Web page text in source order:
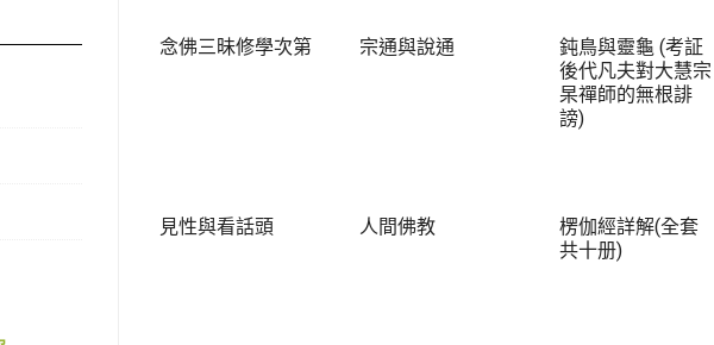
念佛三昧修學次第 宗通與說通
鈍鳥與靈龜 (考証
後代凡夫對大慧宗
杲禪師的無根誹
謗)
見性與看話頭 人間佛教
楞伽經詳解(全套
共十册)